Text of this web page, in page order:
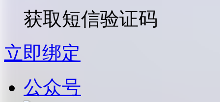
获取短信验证码
立即绑定
公众号